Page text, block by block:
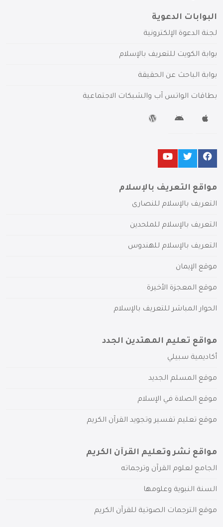
البوابات الدعوية
لجنة الدعوة الإلكترونية
بوابة الكويت للتعريف بالإسلام
بوابة الباحث عن الحقيقة
بطاقات الواتس آب والشبكات الاجتماعية
مواقع التعريف بالإسلام
التعريف بالإسلام للنصارى
التعريف بالإسلام للملحدين
التعريف بالإسلام للهندوس
موقع الإيمان
موقع المعجزة الأخيرة
الحوار المباشر للتعريف بالإسلام
مواقع تعليم المهتدين الجدد
أكاديمية سبيلي
موقع المسلم الجديد
موقع الصلاة في الإسلام
موقع تعليم تفسير وتجويد القرآن الكريم
مواقع نشر وتعليم القرآن الكريم
الجامع لعلوم القرآن وترجماته
السنة النبوية وعلومها
موقع الترجمات الصوتية للقرآن الكريم